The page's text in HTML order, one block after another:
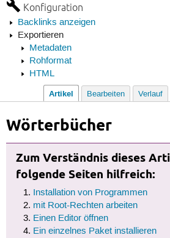
Konfiguration
Backlinks anzeigen
Exportieren
Metadaten
Rohformat
HTML
Artikel Bearbeiten Verlauf
Wörterbücher
Zum Verständnis dieses
folgende Seiten hilfreich:
Installation von Programmen
mit Root-Rechten arbeiten
Einen Editor öffnen
Ein einzelnes Paket installieren